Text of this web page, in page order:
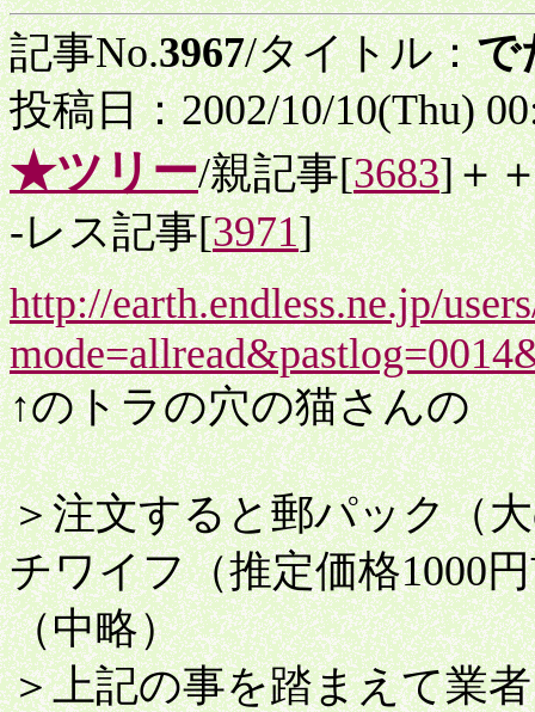
記事No.3967/タイトル：で
投稿日：2002/10/10(Thu)
★ツリー/親記事[3683]＋
-レス記事[3971]
http://earth.endless.ne.jp/
↑のトラの穴の猫さんの
＞注文すると郵パック（
チワイフ（推定価格1000
（中略）
＞上記の事を踏まえて業